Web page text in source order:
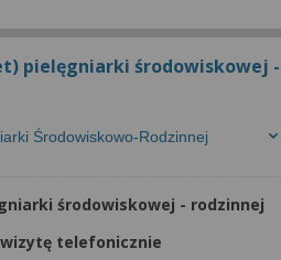
pielęgniarki środowiskowej -
Środowiskowo-Rodzinnej
środowiskowej - rodzinnej
telefonicznie